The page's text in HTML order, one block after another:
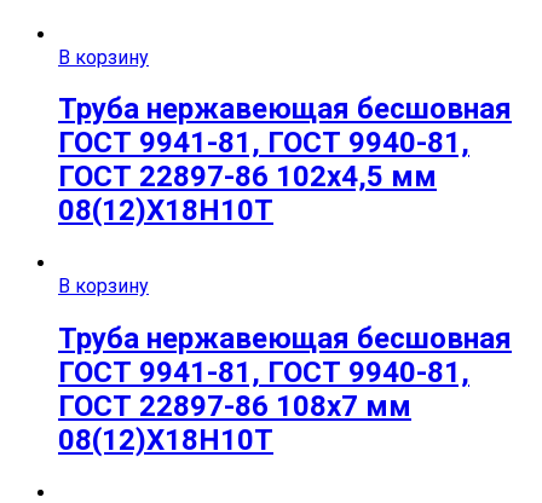
В корзину
Труба нержавеющая бесшовная
ГОСТ 9941-81, ГОСТ 9940-81,
ГОСТ 22897-86 102х4,5 мм
08(12)Х18Н10Т
В корзину
Труба нержавеющая бесшовная
ГОСТ 9941-81, ГОСТ 9940-81,
ГОСТ 22897-86 108х7 мм
08(12)Х18Н10Т